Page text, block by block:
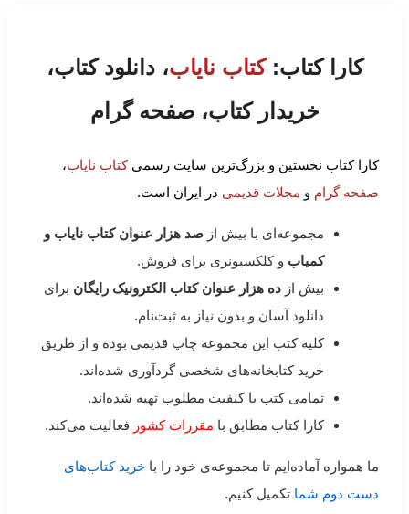
کارا کتاب:کتاب نایاب، دانلود کتاب،
خریدار کتاب، صفحه گرام
کارا کتاب نخستین و بزرگ‌ترین سایت رسمیکتاب نایاب،
صفحه گرام و مجلات قدیمی در ایران است.
مجموعه‌ای با بیش از صد هزار عنوان کتاب نایاب و
کمیاب و کلکسیونری برای فروش.
بیش از ده هزار عنوان کتاب الکترونیک رایگان برای
دانلود آسان و بدون نیاز به ثبت‌نام.
کلیه کتب این مجموعه چاپ قدیمی بوده و از طریق
خرید کتابخانه‌های شخصی گردآوری شده‌اند.
تمامی کتب با کیفیت مطلوب تهیه شده‌اند.
کارا کتاب مطابق با مقررات کشور فعالیت می‌کند.
ما همواره آماده‌ایم تا مجموعه‌ی خود را با خرید کتاب‌های
دست دوم شما تکمیل کنیم.